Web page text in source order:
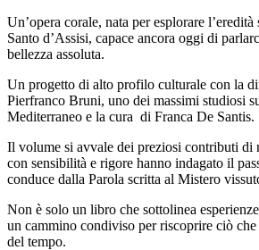
Un’opera corale, nata per esplorare
Santo d’Assisi, capace ancora oggi di
bellezza assoluta.
Un progetto di alto profilo culturale con la
Pierfranco Bruni, uno dei massimi studiosi
Mediterraneo e la cura di Franca De Santis.
Il volume si avvale dei preziosi contributi di
con sensibilità e rigore hanno indagato il
conduce dalla Parola scritta al Mistero
Non è solo un libro che sottolinea
un cammino condiviso per riscoprire ciò
del tempo.